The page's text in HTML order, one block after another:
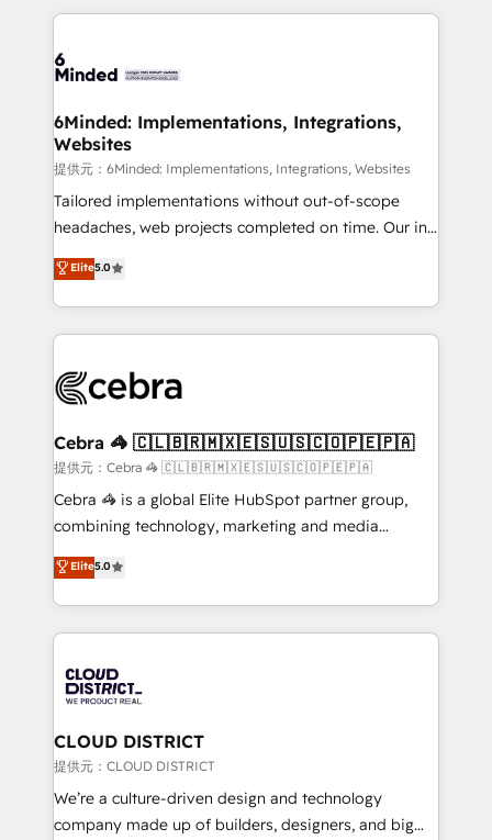
Our Expertise 🔹 Onboarding & Implementation:
tailored to your GTM motion. 🔹 Migrations: Move
downtime. 🔹 RevOps Strategy: Align teams,
processes, and data to drive revenue efficiency. 🔹
Integrations: Connect HubSpot with your tech stack
for better adoption. 🔹 Custom Solutions: Build
tailored apps, workflows, and configurations. We are
our commitment to data security and compliance. At
OneMetric, we help revenue teams focus on the
6Minded: Implementations, Integrations,
Websites
提供元：6Minded: Implementations, Integrations, Websites
Tailored implementations without out-of-scope
headaches, web projects completed on time. Our in-
house team of certified CRM architects, experts,
developers, designers, and marketers handles all
aspects of your HubSpot. ✨ 400+ global clients ✨
100+ seamless migrations from 15+ different CRMs
implementations, and 5,000+ pages ✨ CS: Clients
CS: 245% organic growth & +751% new visitors for a
full-funnel HubSpot project ✨ CS: 415% conversion
boost with a new HubSpot site Recognized leaders:
🏆 HubSpot Platform Migration Impact Award 🏆
Inbound Campaign of the Year 🏆 Gold AVA Digital
Award for Best Website 🌟 Accreditations: CRM
Elite5.0
Cebra 🦓 🇨🇱🇧🇷🇲🇽🇪🇸🇺🇸🇨🇴🇵🇪🇵🇦
提供元：Cebra 🦓 🇨🇱🇧🇷🇲🇽🇪🇸🇺🇸🇨🇴🇵🇪🇵🇦
Cebra 🦓 is a global Elite HubSpot partner group,
combining technology, marketing and media
expertise across Latin America and Southern
Europe, with teams across 7 countries. Born in Chile,
we combine local insight with international reach to
help businesses grow through technology, creativity,
500+ HubSpot implementations, building end-to-
end solutions that integrate CRM, AI automation,
inbound and loop marketing, content, and digital
creativity. Our multicultural team works in Spanish,
Portuguese, and English to design scalable strategies
that drive measurable growth. 🌎 Highlights: • 10+
Elite5.0
CLOUD DISTRICT
提供元：CLOUD DISTRICT
We’re a culture-driven design and technology
company made up of builders, designers, and big